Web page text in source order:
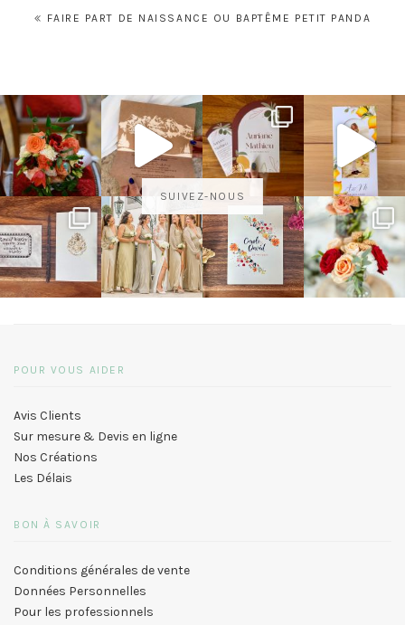
FAIRE PART DE NAISSANCE OU BAPTÊME PETIT PANDA
SUIVEZ-NOUS
POUR VOUS AIDER
Avis Clients
Sur mesure & Devis en ligne
Nos Créations
Les Délais
BON À SAVOIR
Conditions générales de vente
Données Personnelles
Pour les professionnels